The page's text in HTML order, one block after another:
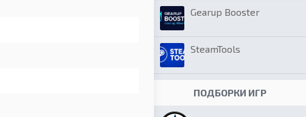
Gearup Booster
SteamTools
ПОДБОРКИ ИГР